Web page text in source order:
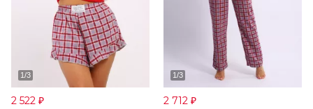
2 522 ₽ 2 712 ₽